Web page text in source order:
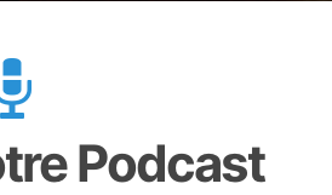
Podcast